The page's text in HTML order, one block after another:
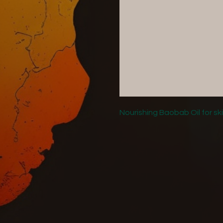
Nourishing Baobab Oil for